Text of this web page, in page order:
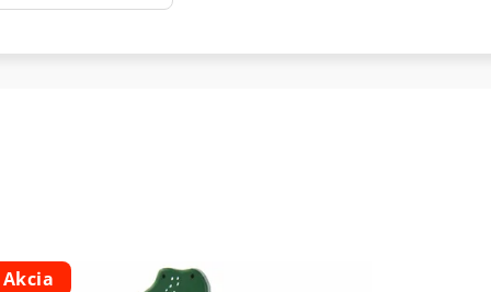
Akcia